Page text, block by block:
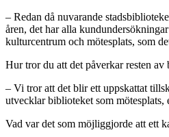
– Redan då nuvarande
åren, det har alla
kulturcentrum och mötesplats, som
Hur tror du att det påverkar resten av
– Vi tror att det blir ett uppskattat
utvecklar biblioteket som mötesplats,
Vad var det som möjliggjorde att ett